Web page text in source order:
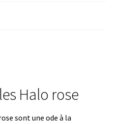
Halo rose
sont une ode à la